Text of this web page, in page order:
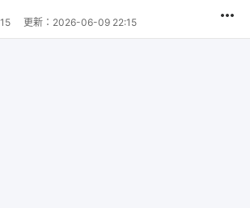
更新： 2026-06-09 22:15